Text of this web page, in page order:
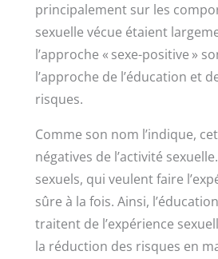
principalement sur les
sexuelle vécue étaient
l’approche « sexe-positive »
l’approche de l’éducation et
risques.
Comme son nom l’indique,
négatives de l’activité
sexuels, qui veulent faire
sûre à la fois. Ainsi,
traitent de l’expérience
la réduction des risques en